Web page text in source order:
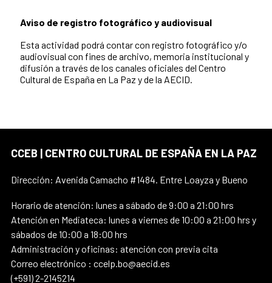
Aviso de registro fotográfico y audiovisual
Esta actividad podrá contar con registro fotográfico y/o
audiovisual con fines de archivo, memoria institucional y
difusión a través de los canales oficiales del Centro
Cultural de España en La Paz y de la AECID.
CCEB | CENTRO CULTURAL DE ESPAÑA EN LA PAZ
Dirección: Avenida Camacho #1484. Entre Loayza y Bueno
Horario de atención: lunes a sábado de 9:00 a 21:00 hrs
Atención en Mediateca: lunes a viernes de 10:00 a 21:00 hrs y
sábados de 10:00 a 18:00 hrs
Administración y oficinas: atención con previa cita
Correo electrónico : ccelp.bo@aecid.es
(+591) 2-2145214